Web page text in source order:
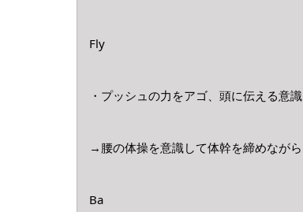
Fly
・プッシュの力をアゴ、頭に伝える意識
→腰の体操を意識して体幹を締めなが
Ba